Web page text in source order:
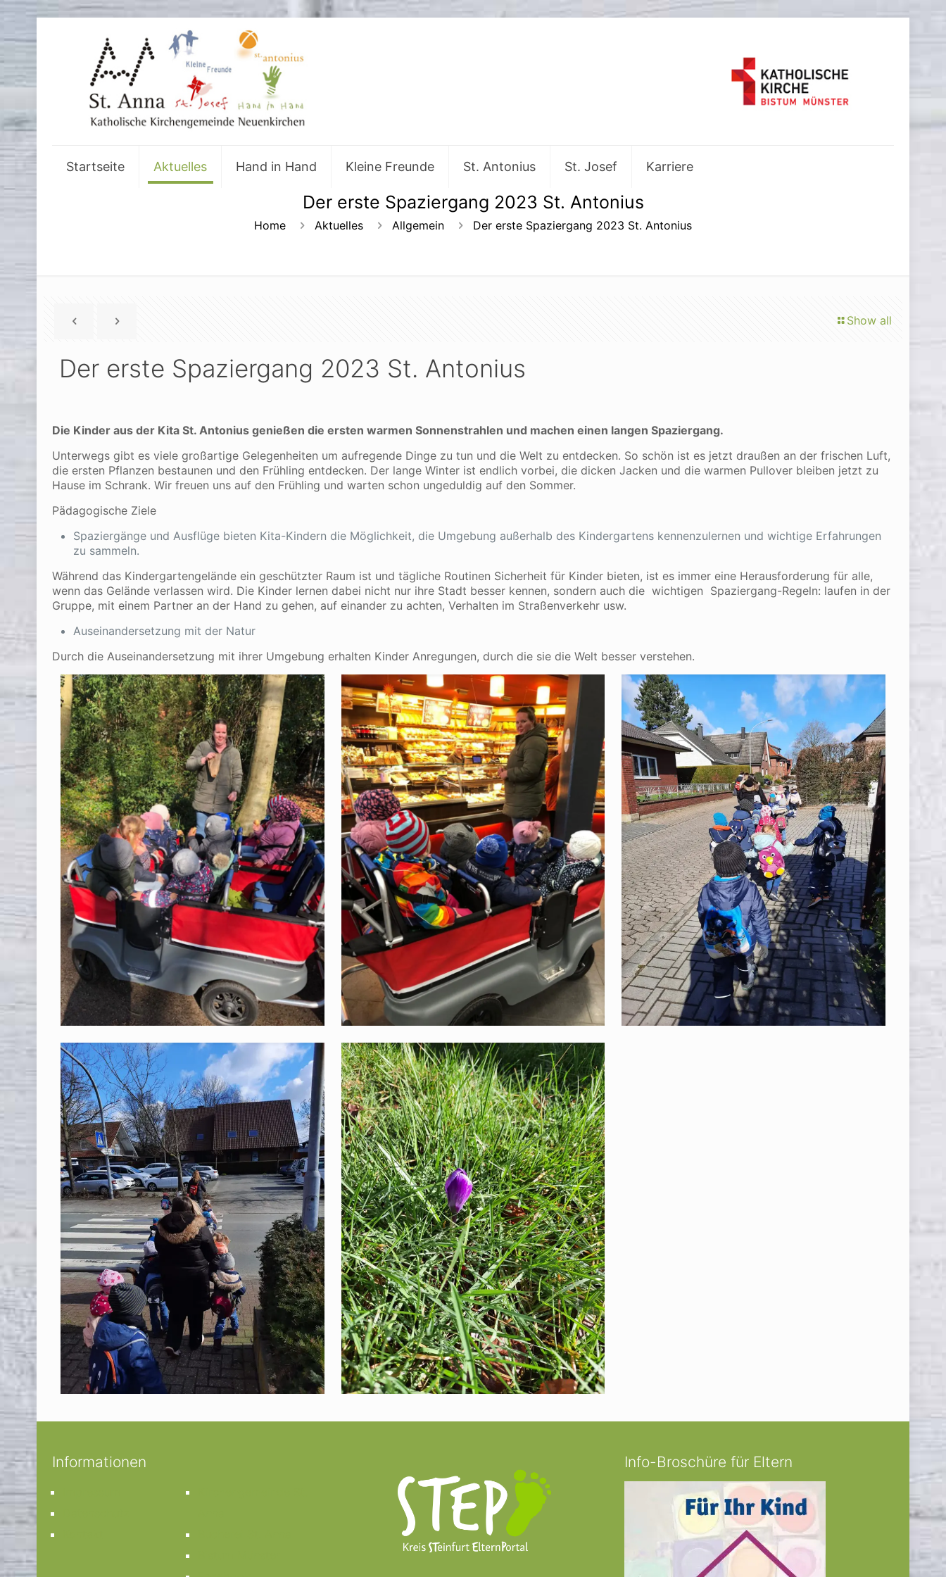
Startseite Aktuelles Hand in Hand Kleine Freunde St. Antonius St. Josef Karriere
Der erste Spaziergang 2023 St. Antonius
Home Aktuelles Allgemein Der erste Spaziergang 2023 St. Antonius
Show all
Der erste Spaziergang 2023 St. Antonius
Die Kinder aus der Kita St. Antonius genießen die ersten warmen Sonnenstrahlen und machen einen langen Spaziergang.
Unterwegs gibt es viele großartige Gelegenheiten um aufregende Dinge zu tun und die Welt zu entdecken. So schön ist es jetzt draußen an der frischen Luft,
die ersten Pflanzen bestaunen und den Frühling entdecken. Der lange Winter ist endlich vorbei, die dicken Jacken und die warmen Pullover bleiben jetzt zu
Hause im Schrank. Wir freuen uns auf den Frühling und warten schon ungeduldig auf den Sommer.
Pädagogische Ziele
Spaziergänge und Ausflüge bieten Kita-Kindern die Möglichkeit, die Umgebung außerhalb des Kindergartens kennenzulernen und wichtige Erfahrungen
zu sammeln.
Während das Kindergartengelände ein geschützter Raum ist und tägliche Routinen Sicherheit für Kinder bieten, ist es immer eine Herausforderung für alle,
wenn das Gelände verlassen wird. Die Kinder lernen dabei nicht nur ihre Stadt besser kennen, sondern auch die wichtigen Spaziergang-Regeln: laufen in der
Gruppe, mit einem Partner an der Hand zu gehen, auf einander zu achten, Verhalten im Straßenverkehr usw.
Auseinandersetzung mit der Natur
Durch die Auseinandersetzung mit ihrer Umgebung erhalten Kinder Anregungen, durch die sie die Welt besser verstehen.
Informationen Info-Broschüre für Eltern